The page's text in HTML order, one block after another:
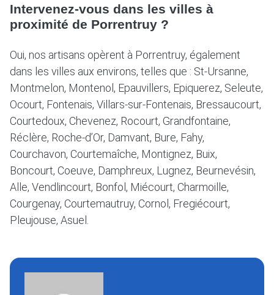
Intervenez-vous dans les villes à
proximité de Porrentruy ?
Oui, nos artisans opèrent à Porrentruy, également
dans les villes aux environs, telles que : St-Ursanne,
Montmelon, Montenol, Epauvillers, Epiquerez, Seleute,
Ocourt, Fontenais, Villars-sur-Fontenais, Bressaucourt,
Courtedoux, Chevenez, Rocourt, Grandfontaine,
Réclère, Roche-d’Or, Damvant, Bure, Fahy,
Courchavon, Courtemaîche, Montignez, Buix,
Boncourt, Coeuve, Damphreux, Lugnez, Beurnevésin,
Alle, Vendlincourt, Bonfol, Miécourt, Charmoille,
Courgenay, Courtemautruy, Cornol, Fregiécourt,
Pleujouse, Asuel.